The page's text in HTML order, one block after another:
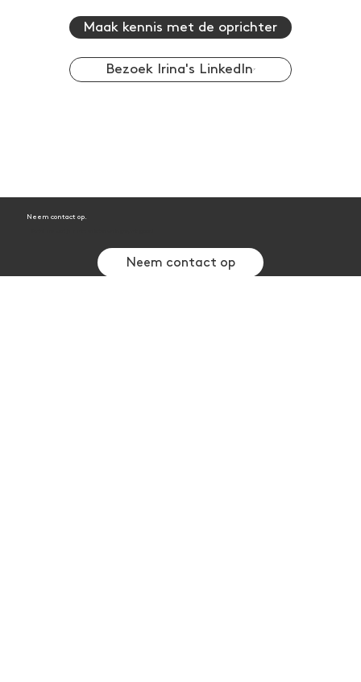
Maak kennis met de oprichter
Bezoek Irina's LinkedIn
Neem contact op.
Neem contact op